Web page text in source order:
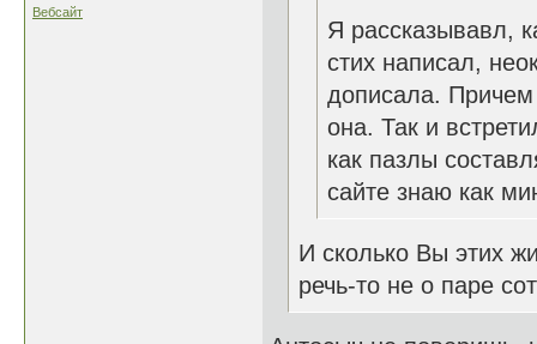
Вебсайт
Я рассказывавл,
стих написал,
дописала. Причем
она. Так и
как пазлы
сайте знаю как
И сколько Вы этих
речь-то не о паре